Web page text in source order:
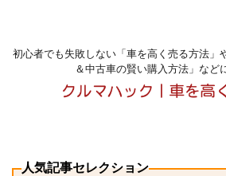
初心者でも失敗しない「車を高く売る方法」
＆中古車の賢い購入方法」など
人気記事セレクション